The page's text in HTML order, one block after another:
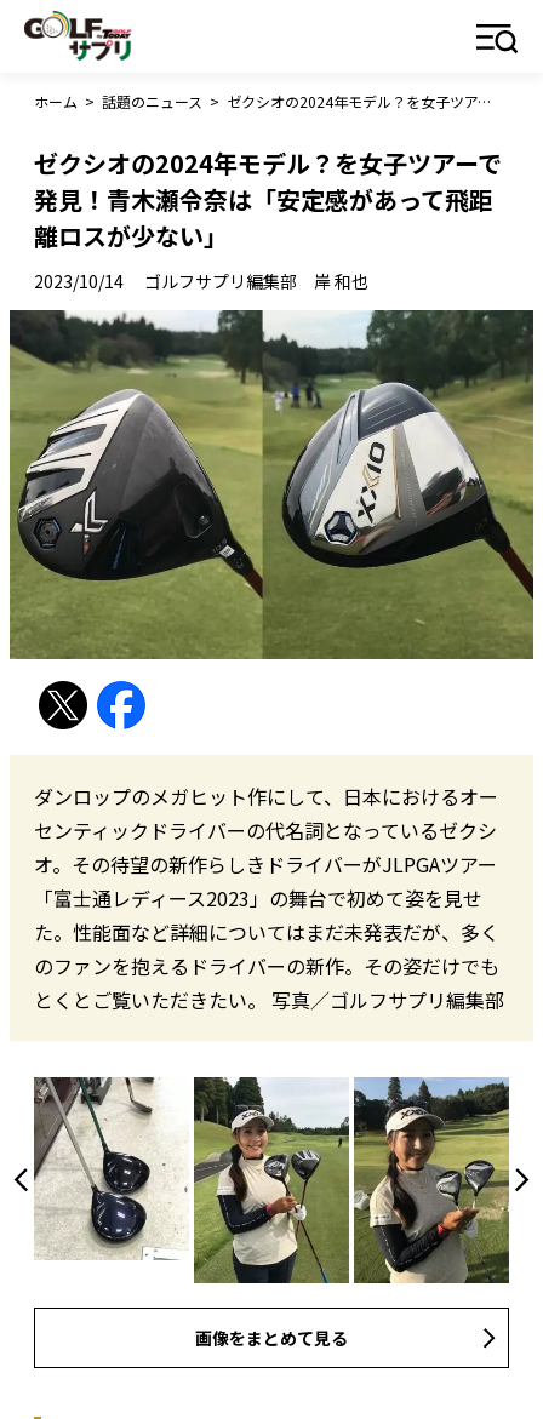
ホーム > 話題のニュース > ゼクシオの2024年モデル？を女子ツアーで発見！青木瀬令奈は「安定感があって飛距離ロスが少ない」
ゼクシオの2024年モデル？を女子ツアーで
発見！青木瀬令奈は「安定感があって飛距
離ロスが少ない」
2023/10/14 ゴルフサプリ編集部 岸 和也
ダンロップのメガヒット作にして、日本におけるオー
センティックドライバーの代名詞となっているゼクシ
オ。その待望の新作らしきドライバーがJLPGAツアー
「富士通レディース2023」の舞台で初めて姿を見せ
た。性能面など詳細についてはまだ未発表だが、多く
のファンを抱えるドライバーの新作。その姿だけでも
とくとご覧いただきたい。 写真／ゴルフサプリ編集部
画像をまとめて見る